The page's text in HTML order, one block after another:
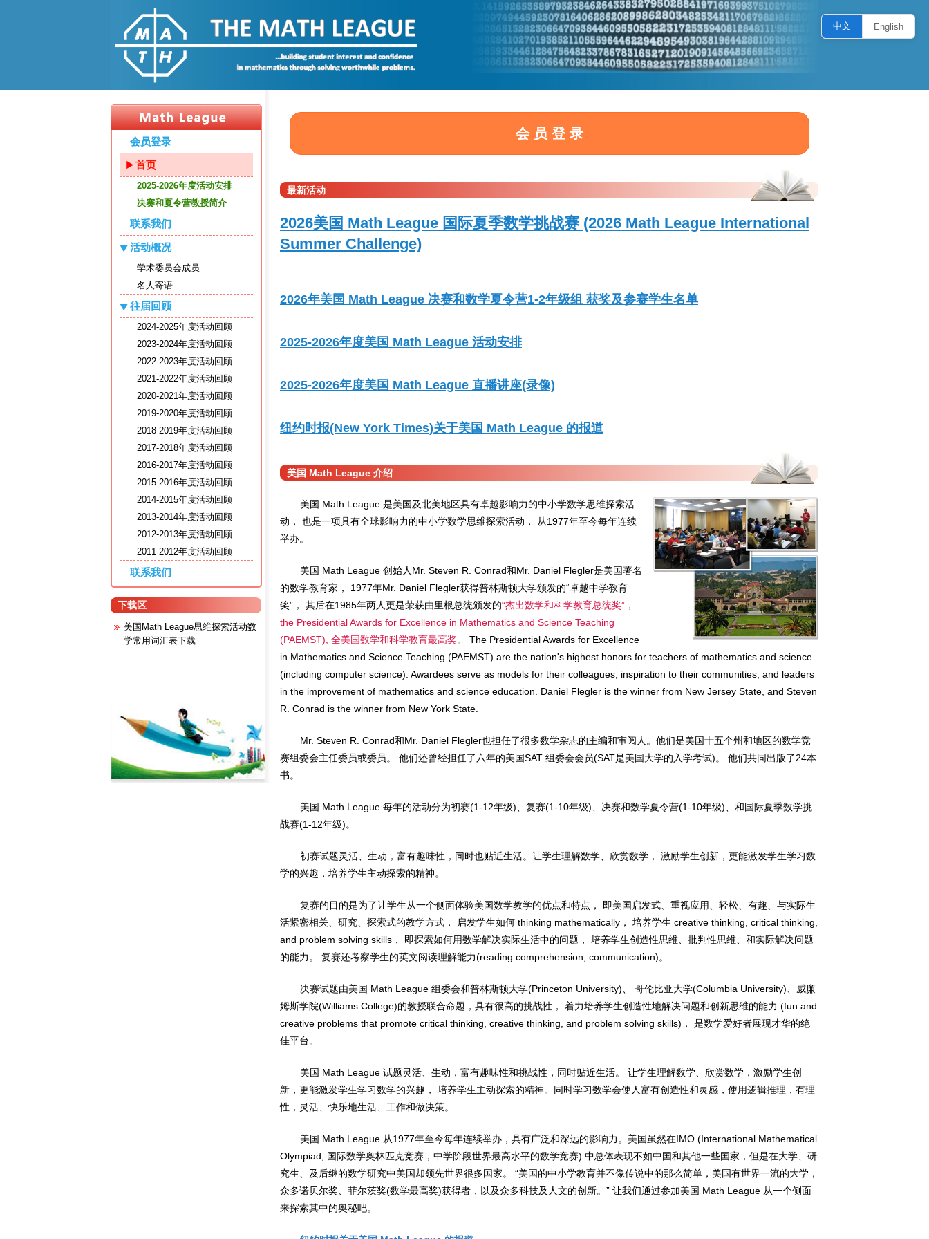
中文 English
会员登录
首页
2025-2026年度活动安排
决赛和夏令营教授简介
联系我们
活动概况
学术委员会成员
名人寄语
往届回顾
2024-2025年度活动回顾
2023-2024年度活动回顾
2022-2023年度活动回顾
2021-2022年度活动回顾
2020-2021年度活动回顾
2019-2020年度活动回顾
2018-2019年度活动回顾
2017-2018年度活动回顾
2016-2017年度活动回顾
2015-2016年度活动回顾
2014-2015年度活动回顾
2013-2014年度活动回顾
2012-2013年度活动回顾
2011-2012年度活动回顾
联系我们
下载区
美国Math League思维探索活动数
学常用词汇表下载
最新活动
2026美国 Math League 国际夏季数学挑战赛 (2026 Math League International
Summer Challenge)
2026年美国 Math League 决赛和数学夏令营1-2年级组 获奖及参赛学生名单
2025-2026年度美国 Math League 活动安排
2025-2026年度美国 Math League 直播讲座(录像)
纽约时报(New York Times)关于美国 Math League 的报道
美国 Math League 介绍
美国 Math League 是美国及北美地区具有卓越影响力的中小学数学思维探索活
动， 也是一项具有全球影响力的中小学数学思维探索活动， 从1977年至今每年连续
举办。
美国 Math League 创始人Mr. Steven R. Conrad和Mr. Daniel Flegler是美国著名
的数学教育家， 1977年Mr. Daniel Flegler获得普林斯顿大学颁发的“卓越中学教育
奖”， 其后在1985年两人更是荣获由里根总统颁发的“杰出数学和科学教育总统奖”，
the Presidential Awards for Excellence in Mathematics and Science Teaching
(PAEMST), 全美国数学和科学教育最高奖。 The Presidential Awards for Excellence
in Mathematics and Science Teaching (PAEMST) are the nation's highest honors for teachers of mathematics and science
(including computer science). Awardees serve as models for their colleagues, inspiration to their communities, and leaders
in the improvement of mathematics and science education. Daniel Flegler is the winner from New Jersey State, and Steven
R. Conrad is the winner from New York State.
Mr. Steven R. Conrad和Mr. Daniel Flegler也担任了很多数学杂志的主编和审阅人。他们是美国十五个州和地区的数学竞
赛组委会主任委员或委员。 他们还曾经担任了六年的美国SAT 组委会会员(SAT是美国大学的入学考试)。 他们共同出版了24本
书。
美国 Math League 每年的活动分为初赛(1-12年级)、复赛(1-10年级)、决赛和数学夏令营(1-10年级)、和国际夏季数学挑
战赛(1-12年级)。
初赛试题灵活、生动，富有趣味性，同时也贴近生活。让学生理解数学、欣赏数学， 激励学生创新，更能激发学生学习数
学的兴趣，培养学生主动探索的精神。
复赛的目的是为了让学生从一个侧面体验美国数学教学的优点和特点， 即美国启发式、重视应用、轻松、有趣、与实际生
活紧密相关、研究、探索式的教学方式， 启发学生如何 thinking mathematically， 培养学生 creative thinking, critical thinking,
and problem solving skills， 即探索如何用数学解决实际生活中的问题， 培养学生创造性思维、批判性思维、和实际解决问题
的能力。 复赛还考察学生的英文阅读理解能力(reading comprehension, communication)。
决赛试题由美国 Math League 组委会和普林斯顿大学(Princeton University)、 哥伦比亚大学(Columbia University)、威廉
姆斯学院(Williams College)的教授联合命题，具有很高的挑战性， 着力培养学生创造性地解决问题和创新思维的能力 (fun and
creative problems that promote critical thinking, creative thinking, and problem solving skills)， 是数学爱好者展现才华的绝
佳平台。
美国 Math League 试题灵活、生动，富有趣味性和挑战性，同时贴近生活。 让学生理解数学、欣赏数学，激励学生创
新，更能激发学生学习数学的兴趣， 培养学生主动探索的精神。同时学习数学会使人富有创造性和灵感，使用逻辑推理，有理
性，灵活、快乐地生活、工作和做决策。
美国 Math League 从1977年至今每年连续举办，具有广泛和深远的影响力。美国虽然在IMO (International Mathematical
Olympiad, 国际数学奥林匹克竞赛，中学阶段世界最高水平的数学竞赛) 中总体表现不如中国和其他一些国家，但是在大学、研
究生、及后继的数学研究中美国却领先世界很多国家。 “美国的中小学教育并不像传说中的那么简单，美国有世界一流的大学，
众多诺贝尔奖、菲尔茨奖(数学最高奖)获得者，以及众多科技及人文的创新。” 让我们通过参加美国 Math League 从一个侧面
来探索其中的奥秘吧。